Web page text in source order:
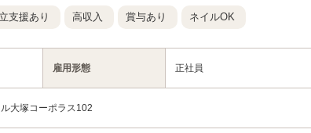
支援あり 高収入 賞与あり ネイルOK
雇用形態 正社員
大塚コーポラス102